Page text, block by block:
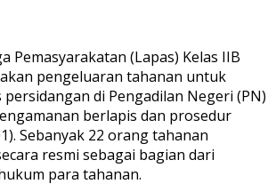
Pemasyarakatan (Lapas) Kelas IIB
pengeluaran tahanan untuk
di Pengadilan Negeri (PN)
berlapis dan prosedur
Sebanyak 22 orang tahanan
resmi sebagai bagian dari
para tahanan.